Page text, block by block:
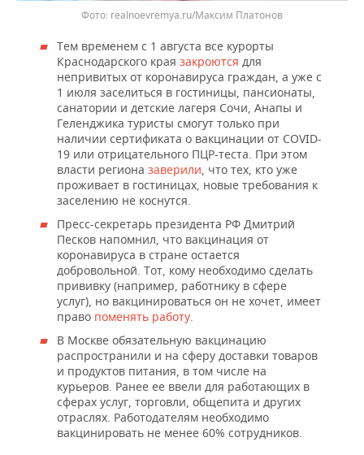
realnoevremya.ru/Максим Платонов
Тем временем с 1 августа все курорты
Краснодарского края закроются для
непривитых от коронавируса граждан, а уже с
1 июля заселиться в гостиницы, пансионаты,
санатории и детские лагеря Сочи, Анапы и
Геленджика туристы смогут только при
наличии сертификата о вакцинации от COVID-
19 или отрицательного ПЦР-теста. При этом
власти региона заверили , что тех, кто уже
проживает в гостиницах, новые требования к
заселению не коснутся.
Пресс-секретарь президента РФ Дмитрий
Песков напомнил, что вакцинация от
коронавируса в стране остается
добровольной. Тот, кому необходимо сделать
прививку (например, работнику в сфере
услуг), но вакцинироваться он не хочет, имеет
право поменять работу
В Москве обязательную вакцинацию
распространили и на сферу доставки товаров
и продуктов питания, в том числе на
курьеров. Ранее ее ввели для работающих в
сферах услуг, торговли, общепита и других
отраслях. Работодателям необходимо
вакцинировать не менее 60% сотрудников.